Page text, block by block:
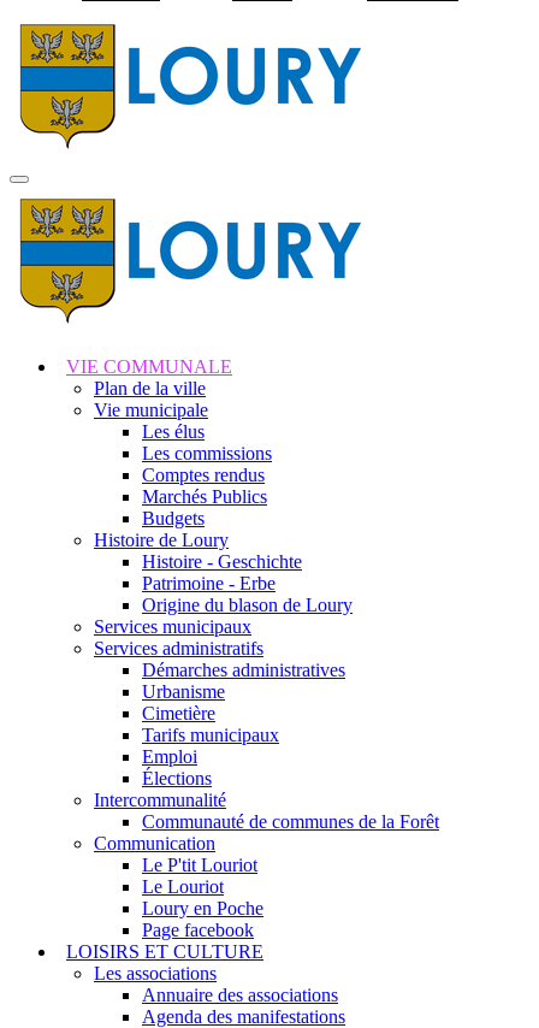
MENU
PRINCIPAL
VIE COMMUNALE
Plan de la ville
Vie municipale
Les élus
Les commissions
Comptes rendus
Marchés Publics
Budgets
Histoire de Loury
Histoire - Geschichte
Patrimoine - Erbe
Origine du blason de Loury
Services municipaux
Services administratifs
Démarches administratives
Urbanisme
Cimetière
Tarifs municipaux
Emploi
Élections
Intercommunalité
Communauté de communes de la Forêt
Communication
Le P'tit Louriot
Le Louriot
Loury en Poche
Page facebook
LOISIRS ET CULTURE
Les associations
Annuaire des associations
Agenda des manifestations